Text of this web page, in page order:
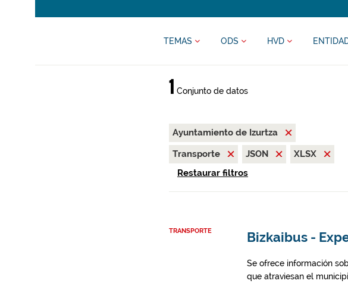
TEMAS ODS HVD
1 Conjunto de datos
Ayuntamiento de Izurtza
Transporte
JSON
XLSX
Restaurar filtros
TRANSPORTE Bizkaibus -
Se ofrece información
que atraviesan el